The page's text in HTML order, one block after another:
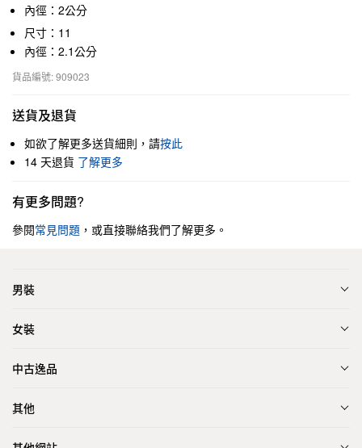
內徑：2公分
尺寸：11
內徑：2.1公分
貨品編號: 909023
送貨及退貨
如欲了解更多送貨細則，請按此
14 天退貨 了解更多
有更多問題?
參閱常見問題 ，或直接聯絡我們了解更多。
男裝
女裝
中古逸品
其他